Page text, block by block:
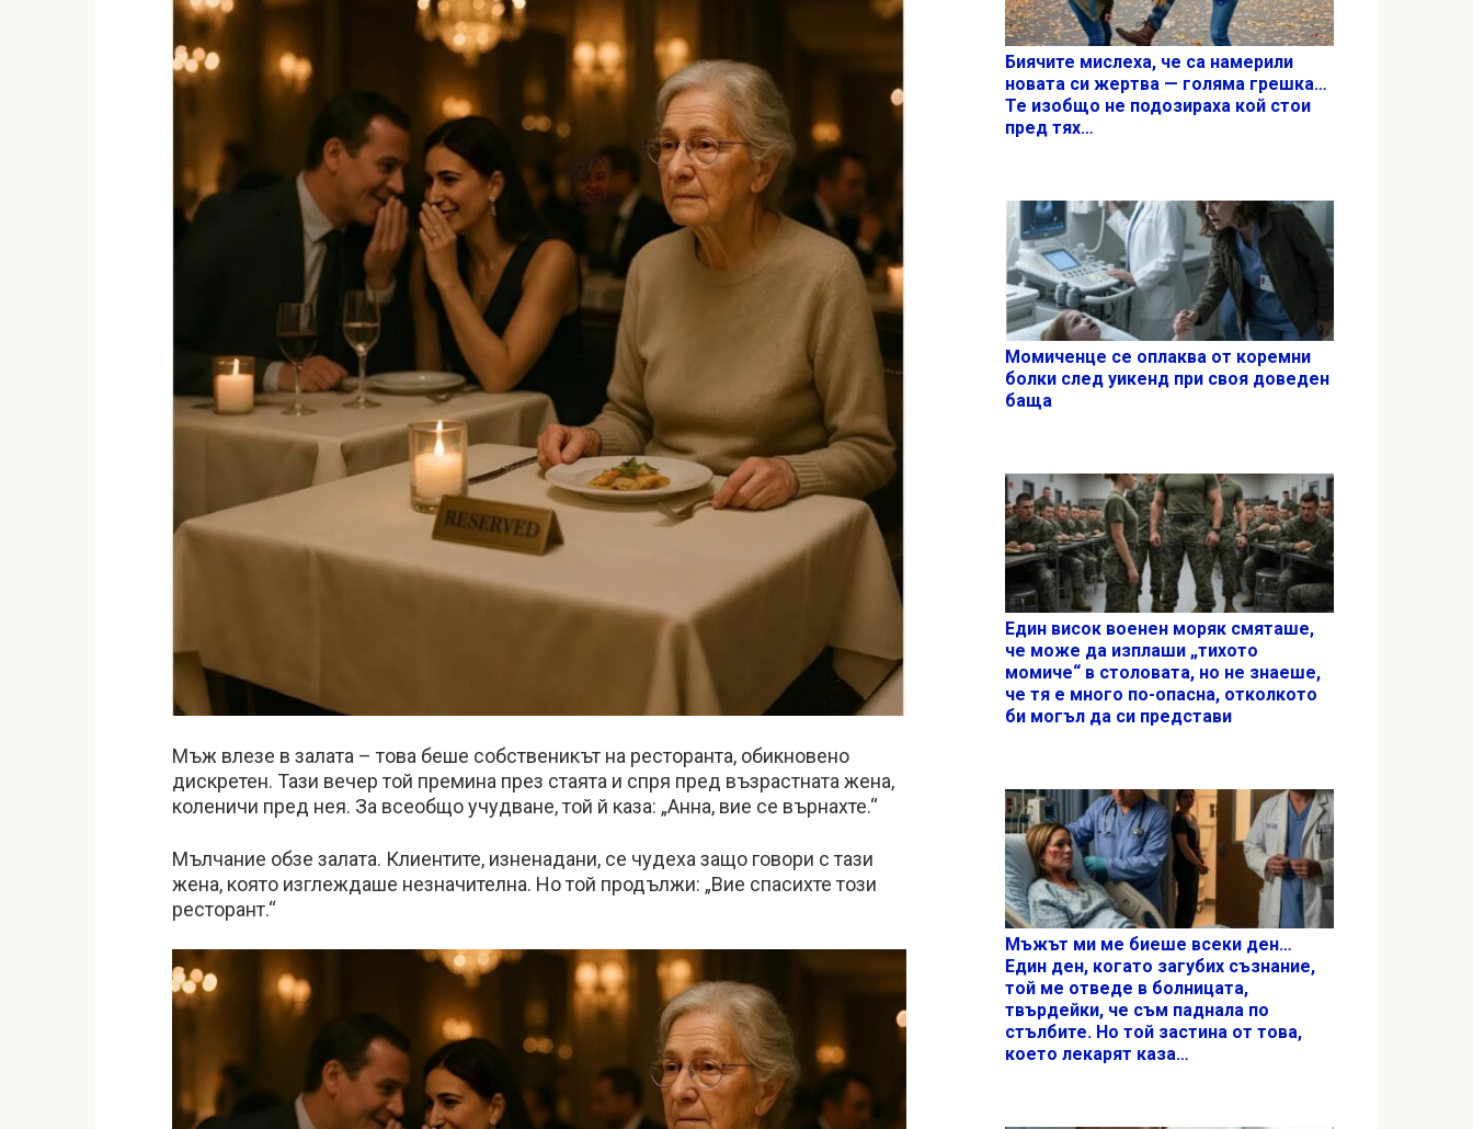
Мъж влезе в залата – това беше собственикът на ресторанта, обикновено
дискретен. Тази вечер той премина през стаята и спря пред възрастната жена,
коленичи пред нея. За всеобщо учудване, той й каза: „Анна, вие се върнахте.“
Мълчание обзе залата. Клиентите, изненадани, се чудеха защо говори с тази
жена, която изглеждаше незначителна. Но той продължи: „Вие спасихте този
ресторант.“
Биячите мислеха, че са намерили
новата си жертва — голяма грешка…
Те изобщо не подозираха кой стои
пред тях…
Момиченце се оплаква от коремни
болки след уикенд при своя доведен
баща
Един висок военен моряк смяташе,
че може да изплаши „тихото
момиче“ в столовата, но не знаеше,
че тя е много по-опасна, отколкото
би могъл да си представи
Мъжът ми ме биеше всеки ден…
Един ден, когато загубих съзнание,
той ме отведе в болницата,
твърдейки, че съм паднала по
стълбите. Но той застина от това,
което лекарят каза…